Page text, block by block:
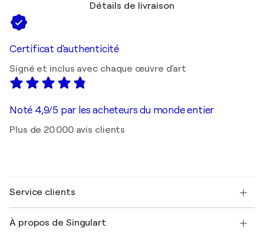
Détails de livraison
Certificat d'authenticité
Signé et inclus avec chaque œuvre d'art
Noté 4,9/5 par les acheteurs du monde entier
Plus de 20 000 avis clients
Service clients
Expédition
À propos de Singulart